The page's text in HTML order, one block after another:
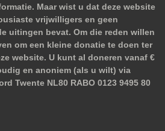
Maar wist u dat deze website
vrijwilligers en geen
uitingen bevat. Om die reden willen
om een kleine donatie te doen ter
website. U kunt al doneren vanaf €
en anoniem (als u wilt) via
Twente NL80 RABO 0123 9495 80